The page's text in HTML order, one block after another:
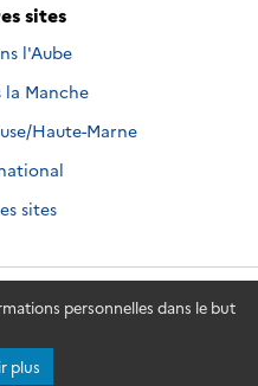
personnelles dans le but
plus
sites
l'Aube
la Manche
Haute-Marne
sites
Tous droits réservés.